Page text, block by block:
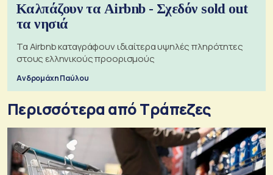
Καλπάζουν τα Airbnb - Σχεδόν sold out
τα νησιά
Τα Airbnb καταγράφουν ιδιαίτερα υψηλές πληρότητες
στους ελληνικούς προορισμούς
Ανδρομάχη Παύλου
Περισσότερα από Τράπεζες